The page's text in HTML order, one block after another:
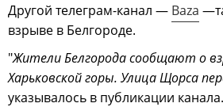
Другой телеграм-канал — Baza
взрыве в Белгороде.
"Жители Белгорода сообщают о
Харьковской горы. Улица Щорса
указывалось в публикации канала.